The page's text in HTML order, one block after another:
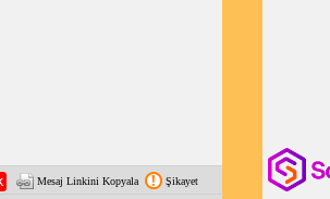
Mesaj Linkini Kopyala Şikayet